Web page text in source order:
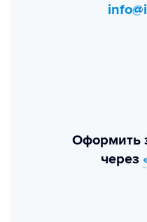
Оформить
через